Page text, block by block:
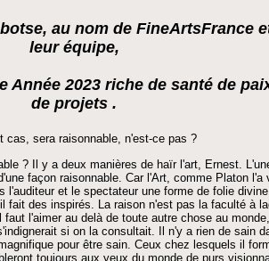
au nom de FineArtsFrance
leur équipe,
Année 2023 riche de santé de
de projets .
cas, sera raisonnable, n'est-ce pas ?
? Il y a deux manières de haïr l'art, Ernest.
façon raisonnable. Car l'Art, comme Platon l'a
l'auditeur et le spectateur une forme de folie
fait des inspirés. La raison n'est pas la faculté à
l'aimer au delà de toute autre chose au
si on la consultait. Il n'y a rien de sain
pour être sain. Ceux chez lesquels il
toujours aux yeux du monde de purs